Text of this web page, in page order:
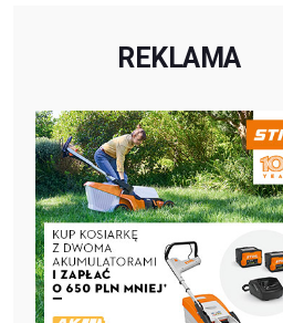
REKLAMA